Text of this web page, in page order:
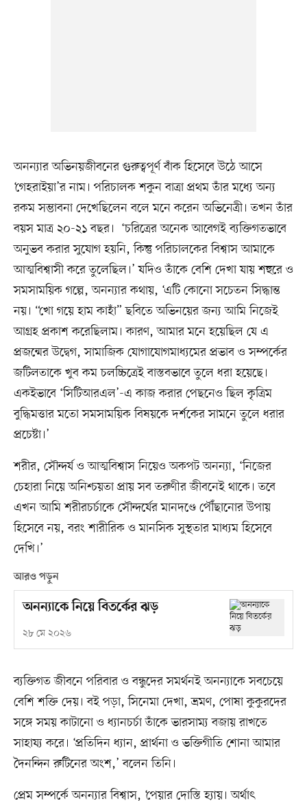
অনন্যার অভিনয়জীবনের গুরুত্বপূর্ণ বাঁক হিসেবে উঠে আসে
‘গেহরাইয়া’র নাম। পরিচালক শকুন বাত্রা প্রথম তাঁর মধ্যে অন্য
রকম সম্ভাবনা দেখেছিলেন বলে মনে করেন অভিনেত্রী। তখন তাঁর
বয়স মাত্র ২০-২১ বছর। ‘চরিত্রের অনেক আবেগই ব্যক্তিগতভাবে
অনুভব করার সুযোগ হয়নি, কিন্তু পরিচালকের বিশ্বাস আমাকে
আত্মবিশ্বাসী করে তুলেছিল।’ যদিও তাঁকে বেশি দেখা যায় শহুরে ও
সমসাময়িক গল্পে, অনন্যার কথায়, ‘এটি কোনো সচেতন সিদ্ধান্ত
নয়। “খো গয়ে হাম কাহাঁ” ছবিতে অভিনয়ের জন্য আমি নিজেই
আগ্রহ প্রকাশ করেছিলাম। কারণ, আমার মনে হয়েছিল যে এ
প্রজন্মের উদ্বেগ, সামাজিক যোগাযোগমাধ্যমের প্রভাব ও সম্পর্কের
জটিলতাকে খুব কম চলচ্চিত্রেই বাস্তবভাবে তুলে ধরা হয়েছে।
একইভাবে ‘সিটিআরএল’-এ কাজ করার পেছনেও ছিল কৃত্রিম
বুদ্ধিমত্তার মতো সমসাময়িক বিষয়কে দর্শকের সামনে তুলে ধরার
প্রচেষ্টা।’
শরীর, সৌন্দর্য ও আত্মবিশ্বাস নিয়েও অকপট অনন্যা, ‘নিজের
চেহারা নিয়ে অনিশ্চয়তা প্রায় সব তরুণীর জীবনেই থাকে। তবে
এখন আমি শরীরচর্চাকে সৌন্দর্যের মানদণ্ডে পৌঁছানোর উপায়
হিসেবে নয়, বরং শারীরিক ও মানসিক সুস্থতার মাধ্যম হিসেবে
দেখি।’
আরও পড়ুন
অনন্যাকে নিয়ে বিতর্কের ঝড়
২৮ মে ২০২৬
ব্যক্তিগত জীবনে পরিবার ও বন্ধুদের সমর্থনই অনন্যাকে সবচেয়ে
বেশি শক্তি দেয়। বই পড়া, সিনেমা দেখা, ভ্রমণ, পোষা কুকুরদের
সঙ্গে সময় কাটানো ও ধ্যানচর্চা তাঁকে ভারসাম্য বজায় রাখতে
সাহায্য করে। ‘প্রতিদিন ধ্যান, প্রার্থনা ও ভক্তিগীতি শোনা আমার
দৈনন্দিন রুটিনের অংশ,’ বলেন তিনি।
প্রেম সম্পর্কে অনন্যার বিশ্বাস, ‘পেয়ার দোস্তি হ্যায়। অর্থাৎ